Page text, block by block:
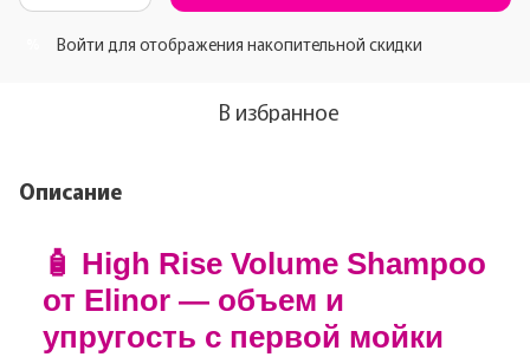
Войти для отображения накопительной скидки
В избранное
Описание
🧴 High Rise Volume Shampoo
от Elinor — объем и
упругость с первой мойки